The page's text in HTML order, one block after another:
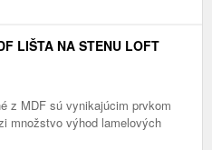
LIŠTA NA STENU LOFT
z MDF sú vynikajúcim prvkom
množstvo výhod lamelových